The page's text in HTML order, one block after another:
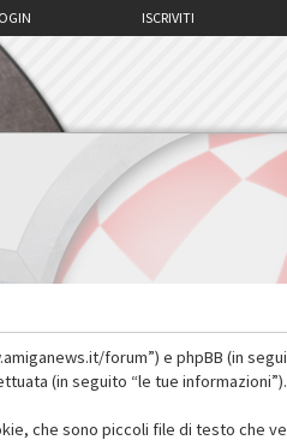
ISCRIVITI
forum”) e phpBB (in
(in seguito “le tue informazioni”).
che sono piccoli file di testo che